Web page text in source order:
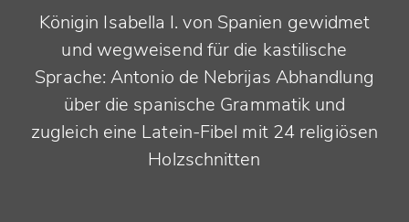
Königin Isabella I. von Spanien gewidmet
und wegweisend für die kastilische
Sprache: Antonio de Nebrijas Abhandlung
über die spanische Grammatik und
zugleich eine Latein-Fibel mit 24 religiösen
Holzschnitten